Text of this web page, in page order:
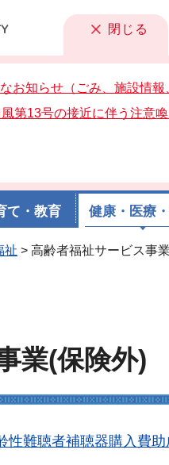
閉じる
お知らせ（ごみ、施設情報
風第13号の接近に伴う注意
て・教育 健康・医療
祉 > 高齢者福祉サービス事
業(保険外)
性難聴者補聴器購入費